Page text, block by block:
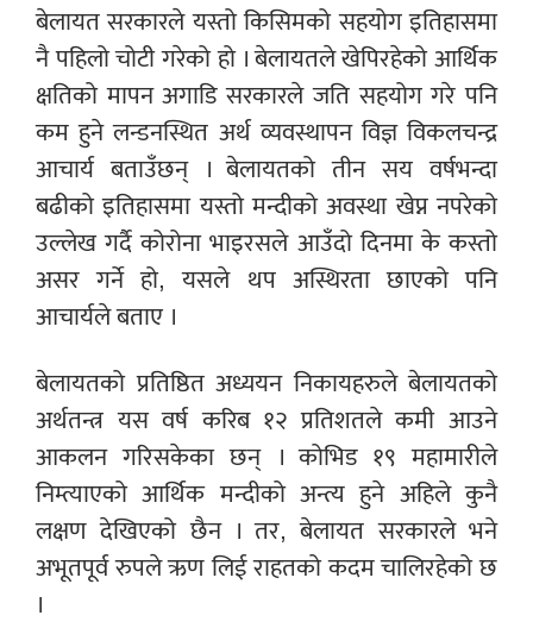
बेलायत सरकारले यस्तो किसिमको सहयोग इतिहासमा
नै पहिलो चोटी गरेको हो । बेलायतले खेपिरहेको आर्थिक
क्षतिको मापन अगाडि सरकारले जति सहयोग गरे पनि
कम हुने लन्डनस्थित अर्थ व्यवस्थापन विज्ञ विकलचन्द्र
आचार्य बताउँछन् । बेलायतको तीन सय वर्षभन्दा
बढीको इतिहासमा यस्तो मन्दीको अवस्था खेप्न नपरेको
उल्लेख गर्दै कोरोना भाइरसले आउँदो दिनमा के कस्तो
असर गर्ने हो, यसले थप अस्थिरता छाएको पनि
आचार्यले बताए ।
बेलायतको प्रतिष्ठित अध्ययन निकायहरुले बेलायतको
अर्थतन्त्र यस वर्ष करिब १२ प्रतिशतले कमी आउने
आकलन गरिसकेका छन् । कोभिड १९ महामारीले
निम्त्याएको आर्थिक मन्दीको अन्त्य हुने अहिले कुनै
लक्षण देखिएको छैन । तर, बेलायत सरकारले भने
अभूतपूर्व रुपले ऋण लिई राहतको कदम चालिरहेको छ
।